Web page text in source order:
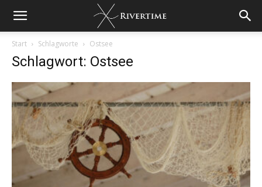
Start Schlagworte Ostsee
Schlagwort: Ostsee